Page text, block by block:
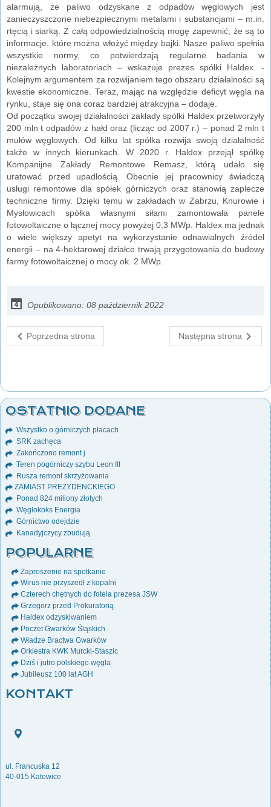
alarmują, że paliwo odzyskane z odpadów węglowych jest
zanieczyszczone niebezpiecznymi metalami i substancjami – m.in.
rtęcią i siarką. Z całą odpowiedzialnością mogę zapewnić, że są to
informacje, które można włożyć między bajki. Nasze paliwo spełnia
wszystkie normy, co potwierdzają regularne badania w
niezależnych laboratoriach – wskazuje prezes spółki Haldex. -
Kolejnym argumentem za rozwijaniem tego obszaru działalności są
kwestie ekonomiczne. Teraz, mając na względzie deficyt węgla na
rynku, staje się ona coraz bardziej atrakcyjna – dodaje.
Od początku swojej działalności zakłady spółki Haldex przetworzyły
200 mln t odpadów z hałd oraz (licząc od 2007 r.) – ponad 2 mln t
mułów węglowych. Od kilku lat spółka rozwija swoją działalność
także w innych kierunkach. W 2020 r. Haldex przejął spółkę
Kompanijne Zakłady Remontowe Remasz, którą udało się
uratować przed upadłością. Obecnie jej pracownicy świadczą
usługi remontowe dla spółek górniczych oraz stanowią zaplecze
techniczne firmy. Dzięki temu w zakładach w Zabrzu, Knurowie i
Mysłowicach spółka własnymi siłami zamontowała panele
fotowoltaiczne o łącznej mocy powyżej 0,3 MWp. Haldex ma jednak
o wiele większy apetyt na wykorzystanie odnawialnych źródeł
energii – na 4-hektarowej działce trwają przygotowania do budowy
farmy fotowoltaicznej o mocy ok. 2 MWp.
Opublikowano: 08 październik 2022
Poprzedna strona Następna strona
OSTATNIO DODANE
Wszystko o górniczych płacach
SRK zachęca
Zakończono remont j
Teren pogórniczy szybu Leon III
Rusza remont skrzyżowania
ZAMIAST PREZYDENCKIEGO
Ponad 824 miliony złotych
Węglokoks Energia
Górnictwo odejdzie
Kanadyjczycy zbudują
POPULARNE
Zaproszenie na spotkanie
Wirus nie przyszedł z kopalni
Czterech chętnych do fotela prezesa JSW
Grzegorz przed Prokuratorią
Haldex odzyskiwaniem
Poczet Gwarków Śląskich
Władze Bractwa Gwarków
Orkiestra KWK Murcki-Staszic
Dziś i jutro polskiego węgla
Jubileusz 100 lat AGH
KONTAKT
ul. Francuska 12
40-015 Katowice